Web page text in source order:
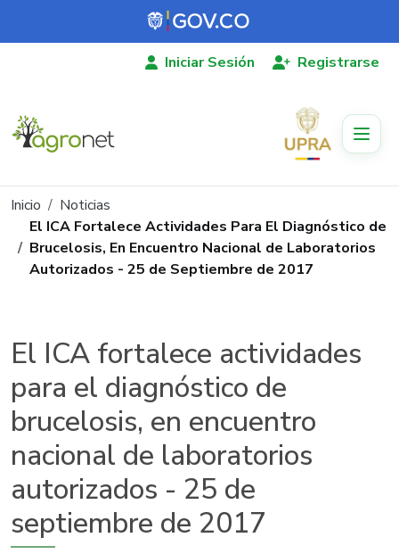
Pasar al contenido principal
Iniciar Sesión Registrarse
Ruta de navegación
Inicio
Noticias
El ICA Fortalece Actividades Para El Diagnóstico de
Brucelosis, En Encuentro Nacional de Laboratorios
Autorizados - 25 de Septiembre de 2017
El ICA fortalece actividades
para el diagnóstico de
brucelosis, en encuentro
nacional de laboratorios
autorizados - 25 de
septiembre de 2017